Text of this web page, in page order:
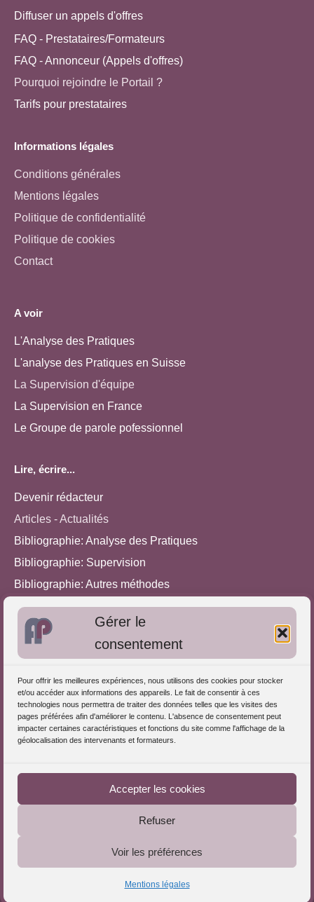
Gérer le
consentement
Pour offrir les meilleures expériences, nous utilisons des cookies pour stocker
et/ou accéder aux informations des appareils. Le fait de consentir à ces
technologies nous permettra de traiter des données telles que les visites des
pages préférées afin d'améliorer le contenu. L'absence de consentement peut
impacter certaines caractéristiques et fonctions du site comme l'affichage de la
géolocalisation des intervenants et formateurs.
Accepter les cookies
Refuser
Voir les préférences
Mentions légales
Diffuser un appels d'offres
FAQ - Prestataires/Formateurs
FAQ - Annonceur (Appels d'offres)
Pourquoi rejoindre le Portail ?
Tarifs pour prestataires
Informations légales
Conditions générales
Mentions légales
Politique de confidentialité
Politique de cookies
Contact
A voir
L'Analyse des Pratiques
L'analyse des Pratiques en Suisse
La Supervision d'équipe
La Supervision en France
Le Groupe de parole pofessionnel
Lire, écrire...
Devenir rédacteur
Articles - Actualités
Bibliographie: Analyse des Pratiques
Bibliographie: Supervision
Bibliographie: Autres méthodes
Approches de l'Analyse des pratiques
Autres informations
S'inscrire dans l'Annuaire
Publiez vos formations
Charte déontologique
Références d'intervention
Le Portail de l'Analyse des Pratiques © 2025 - Tous droits